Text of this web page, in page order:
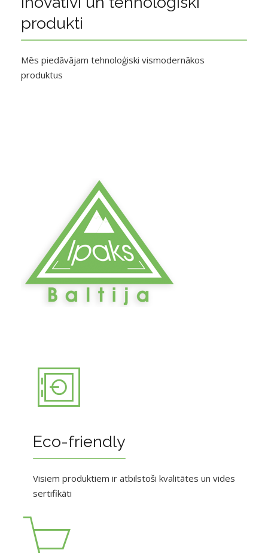
produkti
Mēs piedāvājam tehnoloģiski vismodernākos
produktus
Eco-friendly
Visiem produktiem ir atbilstoši kvalitātes un vides
sertifikāti